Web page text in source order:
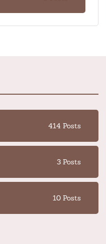
414 Posts
3 Posts
10 Posts